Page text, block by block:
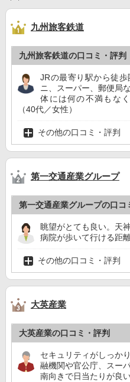
九州旅客鉄道
九州旅客鉄道の口コミ・評判
JRの最寄り駅から徒
ニ、スーパー、郵便局
体には何の不満もな
（40代／女性）
その他の口コミ・評判
第一交通産業グループ
第一交通産業グループの口コ
眺望がとても良い。天
病院が歩いて行ける距
その他の口コミ・評判
大英産業
大英産業の口コミ・評判
セキュリティがしっか
融機関や官公庁、スー
南向きで日当たりが良